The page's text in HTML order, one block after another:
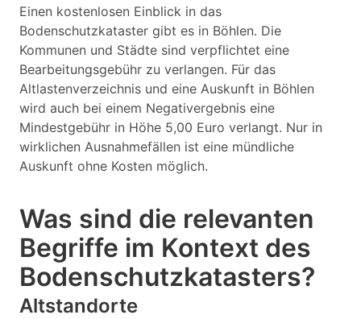
Einen kostenlosen Einblick in das
Bodenschutzkataster gibt es in Böhlen. Die
Kommunen und Städte sind verpflichtet eine
Bearbeitungsgebühr zu verlangen. Für das
Altlastenverzeichnis und eine Auskunft in Böhlen
wird auch bei einem Negativergebnis eine
Mindestgebühr in Höhe 5,00 Euro verlangt. Nur in
wirklichen Ausnahmefällen ist eine mündliche
Auskunft ohne Kosten möglich.
Was sind die relevanten
Begriffe im Kontext des
Bodenschutzkatasters?
Altstandorte